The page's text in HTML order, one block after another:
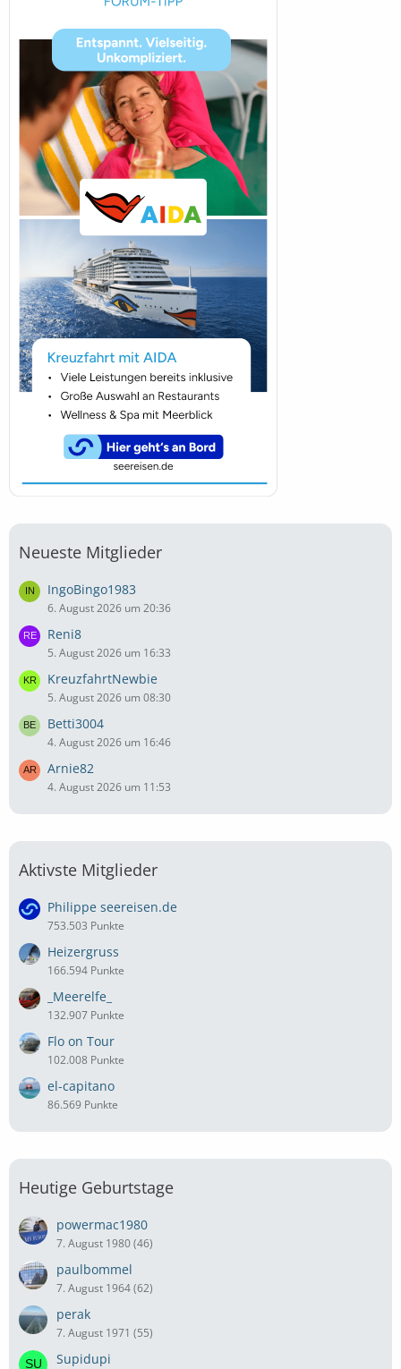
Neueste Mitglieder
IngoBingo1983
6. August 2026 um 20:36
Reni8
5. August 2026 um 16:33
KreuzfahrtNewbie
5. August 2026 um 08:30
Betti3004
4. August 2026 um 16:46
Arnie82
4. August 2026 um 11:53
Aktivste Mitglieder
Philippe seereisen.de
753.503 Punkte
Heizergruss
166.594 Punkte
_Meerelfe_
132.907 Punkte
Flo on Tour
102.008 Punkte
el-capitano
86.569 Punkte
Heutige Geburtstage
powermac1980
7. August 1980 (46)
paulbommel
7. August 1964 (62)
perak
7. August 1971 (55)
Supidupi